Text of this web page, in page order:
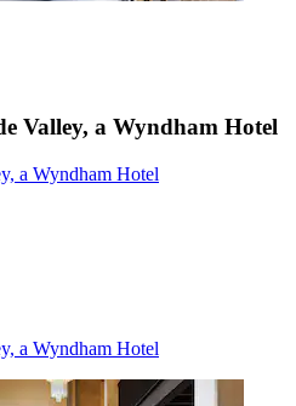
Valley, a Wyndham Hotel
a Wyndham Hotel
a Wyndham Hotel